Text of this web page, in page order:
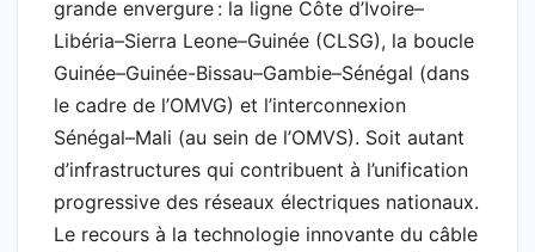
grande envergure : la ligne Côte d’Ivoire–
Libéria–Sierra Leone–Guinée (CLSG), la boucle
Guinée–Guinée-Bissau–Gambie–Sénégal (dans
le cadre de l’OMVG) et l’interconnexion
Sénégal–Mali (au sein de l’OMVS). Soit autant
d’infrastructures qui contribuent à l’unification
progressive des réseaux électriques nationaux.
Le recours à la technologie innovante du câble